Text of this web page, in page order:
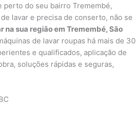
perto do seu bairro Tremembé,
lavar e precisa de conserto, não se
sua região em Tremembé, São
de lavar roupas há mais de 30
e qualificados, aplicação de
soluções rápidas e seguras,